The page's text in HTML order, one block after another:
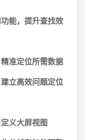
能，提升查找效
准定位所需数据
立高效问题定位
义大屏视图